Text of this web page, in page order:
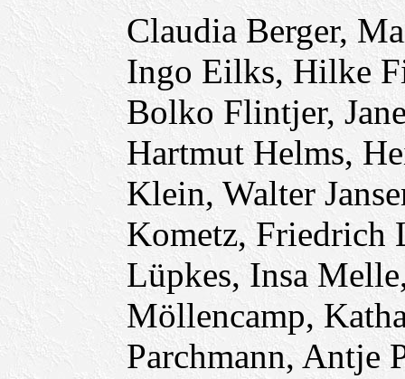
Claudia Berger,
Ingo Eilks, Hilke
Bolko Flintjer,
Hartmut Helms,
Klein, Walter
Kometz, Friedrich
Lüpkes, Insa
Möllencamp,
Parchmann, Antje